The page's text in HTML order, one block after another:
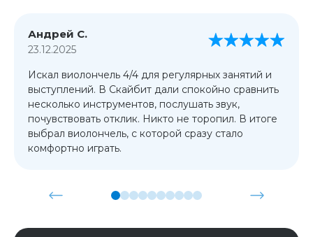
Андрей С.
23.12.2025
Искал виолончель 4/4 для регулярных занятий и
выступлений. В Скайбит дали спокойно сравнить
несколько инструментов, послушать звук,
почувствовать отклик. Никто не торопил. В итоге
выбрал виолончель, с которой сразу стало
комфортно играть.